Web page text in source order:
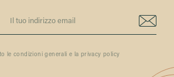
le condizioni generali e la privacy policy